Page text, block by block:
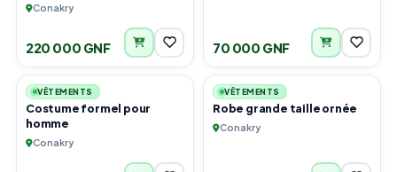
Conakry
220 000 GNF 70 000 GNF
3
VÊTEMENTS
Costume formel pour
homme
Conakry
4
VÊTEMENTS
Robe grande taille ornée
Conakry